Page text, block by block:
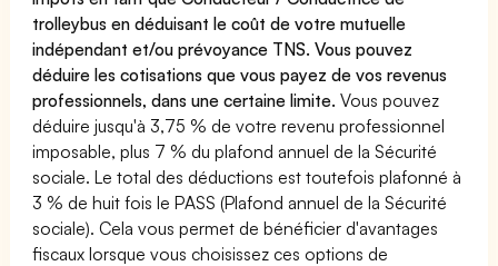
trolleybus en déduisant le coût de votre mutuelle
indépendant et/ou prévoyance TNS. Vous pouvez
déduire les cotisations que vous payez de vos revenus
professionnels, dans une certaine limite.Vous pouvez
déduire jusqu'à 3,75 % de votre revenu professionnel
imposable, plus 7 % du plafond annuel de la Sécurité
sociale. Le total des déductions est toutefois plafonné à
3 % de huit fois le PASS (Plafond annuel de la Sécurité
sociale). Cela vous permet de bénéficier d'avantages
fiscaux lorsque vous choisissez ces options de